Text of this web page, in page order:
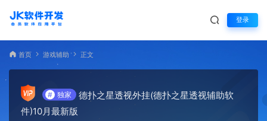
登录
首页 游戏辅助 正文
# 独家
德扑之星透视外挂(德扑之星透视辅助软
件)10月最新版